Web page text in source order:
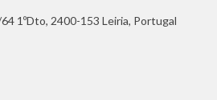
1ºDto, 2400-153 Leiria, Portugal